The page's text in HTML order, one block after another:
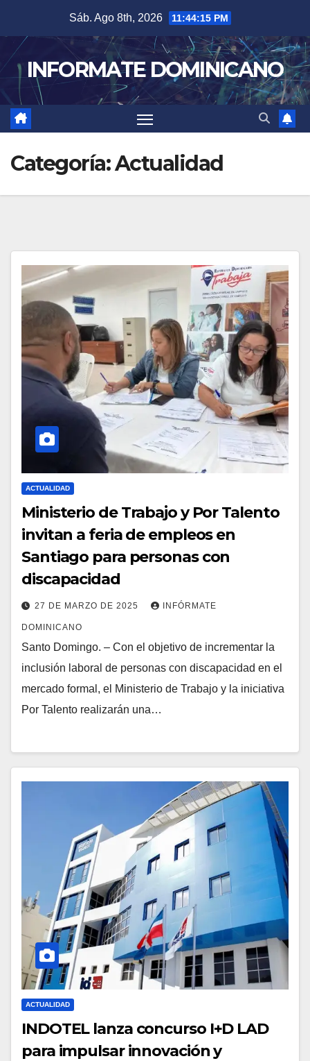
content
Sáb. Ago 8th, 2026 11:44:17 PM
INFORMATE DOMINICANO
Categoría:Actualidad
ACTUALIDAD
Ministerio de Trabajo y Por Talento
invitan a feria de empleos en
Santiago para personas con
discapacidad
27 DE MARZO DE 2025 INFÓRMATE
DOMINICANO
Santo Domingo. – Con el objetivo de incrementar la
inclusión laboral de personas con discapacidad en el
mercado formal, el Ministerio de Trabajo y la iniciativa
Por Talento realizarán una…
ACTUALIDAD
INDOTEL lanza concurso I+D LAD
para impulsar innovación y